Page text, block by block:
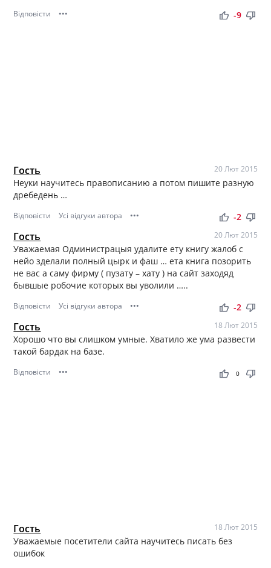
Відповісти ••• thumb_up thumb_down
-9
Гость 20 Лют 2015
Неуки научитесь правописанию а потом пишите разную
дребедень …
Відповісти Усі відгуки автора ••• thumb_up thumb_down
-2
Гость 20 Лют 2015
Уважаемая Одминистрацыя удалите ету книгу жалоб с
нейо зделали полный цырк и фаш … ета книга позорить
не вас а саму фирму ( пузату – хату ) на сайт заходяд
бывшые робочие которых вы уволили …..
Відповісти Усі відгуки автора ••• thumb_up thumb_down
-2
Гость 18 Лют 2015
Хорошо что вы слишком умные. Хватило же ума развести
такой бардак на базе.
Відповісти ••• thumb_up thumb_down
0
Гость 18 Лют 2015
Уважаемые посетители сайта научитесь писать без
ошибок